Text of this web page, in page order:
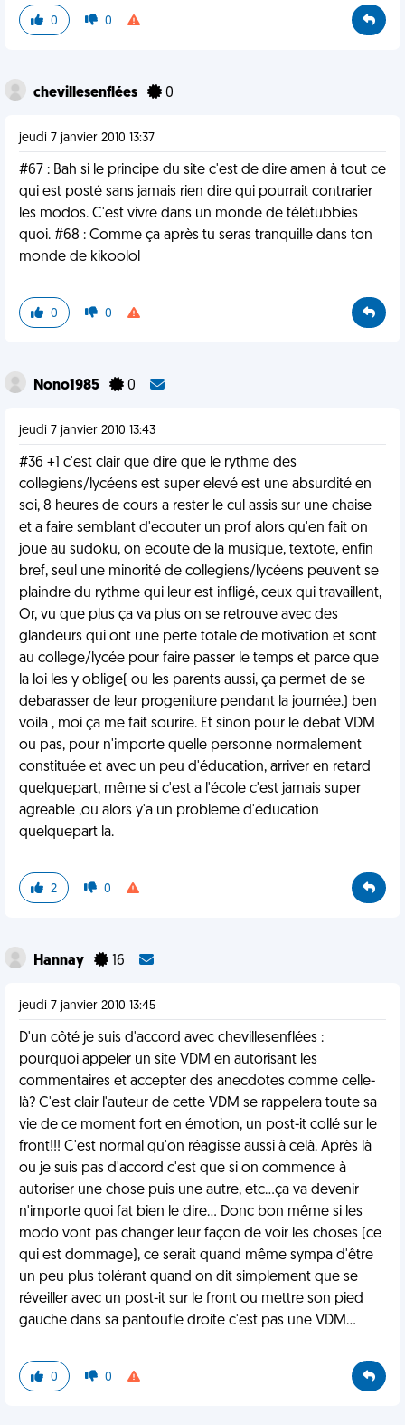
0 0
chevillesenflées 0
jeudi 7 janvier 2010 13:37
#67 : Bah si le principe du site c'est de dire amen à tout ce
qui est posté sans jamais rien dire qui pourrait contrarier
les modos. C'est vivre dans un monde de télétubbies
quoi. #68 : Comme ça après tu seras tranquille dans ton
monde de kikoolol
0 0
Nono1985 0
jeudi 7 janvier 2010 13:43
#36 +1 c'est clair que dire que le rythme des
collegiens/lycéens est super elevé est une absurdité en
soi, 8 heures de cours a rester le cul assis sur une chaise
et a faire semblant d'ecouter un prof alors qu'en fait on
joue au sudoku, on ecoute de la musique, textote, enfin
bref, seul une minorité de collegiens/lycéens peuvent se
plaindre du rythme qui leur est infligé, ceux qui travaillent,
Or, vu que plus ça va plus on se retrouve avec des
glandeurs qui ont une perte totale de motivation et sont
au college/lycée pour faire passer le temps et parce que
la loi les y oblige( ou les parents aussi, ça permet de se
debarasser de leur progeniture pendant la journée.) ben
voila , moi ça me fait sourire. Et sinon pour le debat VDM
ou pas, pour n'importe quelle personne normalement
constituée et avec un peu d'éducation, arriver en retard
quelquepart, même si c'est a l'école c'est jamais super
agreable ,ou alors y'a un probleme d'éducation
quelquepart la.
2 0
Hannay 16
jeudi 7 janvier 2010 13:45
D'un côté je suis d'accord avec chevillesenflées :
pourquoi appeler un site VDM en autorisant les
commentaires et accepter des anecdotes comme celle-
là? C'est clair l'auteur de cette VDM se rappelera toute sa
vie de ce moment fort en émotion, un post-it collé sur le
front!!! C'est normal qu'on réagisse aussi à celà. Après là
ou je suis pas d'accord c'est que si on commence à
autoriser une chose puis une autre, etc...ça va devenir
n'importe quoi fat bien le dire... Donc bon même si les
modo vont pas changer leur façon de voir les choses (ce
qui est dommage), ce serait quand même sympa d'être
un peu plus tolérant quand on dit simplement que se
réveiller avec un post-it sur le front ou mettre son pied
gauche dans sa pantoufle droite c'est pas une VDM...
0 0